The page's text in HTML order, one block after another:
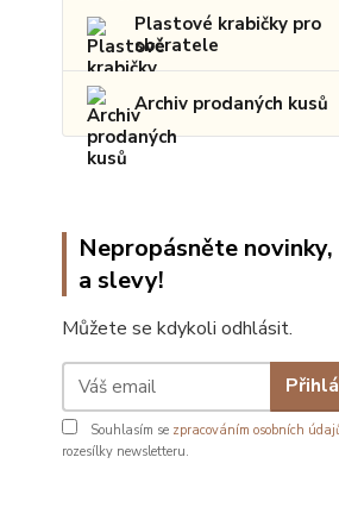
Plastové krabičky pro
sběratele
Archiv prodaných kusů
Nepropásněte novinky,
a slevy!
Můžete se kdykoli odhlásit.
Souhlasím se zpracováním osobních
rozesílky newsletteru.